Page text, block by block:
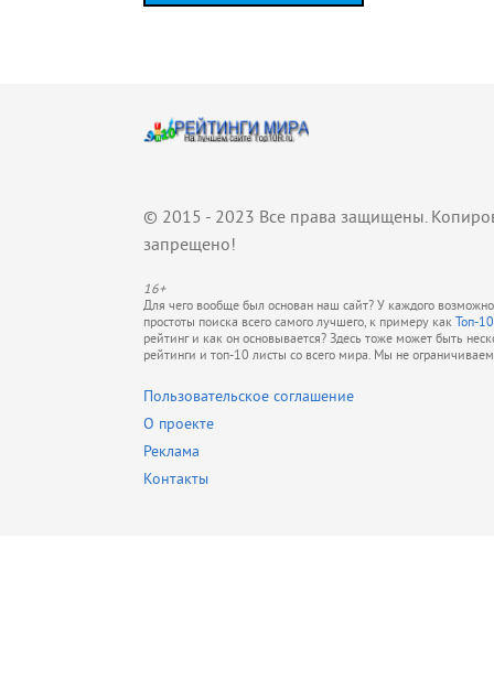
© 2015 - 2023 Все права защищены.
запрещено!
16+
Для чего вообще был основан наш сайт? У каждого
простоты поиска всего самого лучшего, к примеру как Топ-
рейтинг и как он основывается? Здесь тоже может быть
рейтинги и топ-10 листы со всего мира. Мы не
Пользовательское соглашение
О проекте
Реклама
Контакты